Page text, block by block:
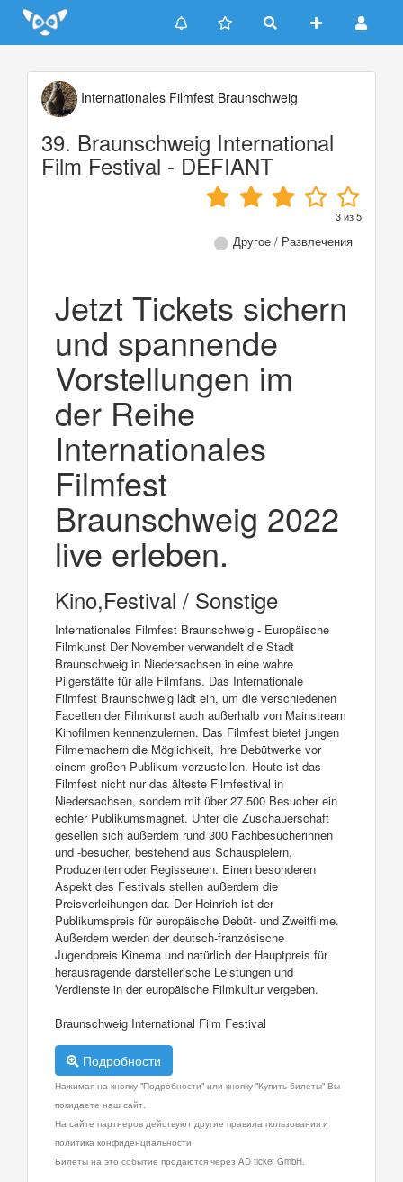
Update cookies preferences
Internationales Filmfest Braunschweig
39. Braunschweig International
Film Festival - DEFIANT
3из5
Другое / Развлечения
Jetzt Tickets sichern
und spannende
Vorstellungen im
der Reihe
Internationales
Filmfest
Braunschweig 2022
live erleben.
Kino,Festival / Sonstige
Internationales Filmfest Braunschweig - Europäische
Filmkunst Der November verwandelt die Stadt
Braunschweig in Niedersachsen in eine wahre
Pilgerstätte für alle Filmfans. Das Internationale
Filmfest Braunschweig lädt ein, um die verschiedenen
Facetten der Filmkunst auch außerhalb von Mainstream
Kinofilmen kennenzulernen. Das Filmfest bietet jungen
Filmemachern die Möglichkeit, ihre Debütwerke vor
einem großen Publikum vorzustellen. Heute ist das
Filmfest nicht nur das älteste Filmfestival in
Niedersachsen, sondern mit über 27.500 Besucher ein
echter Publikumsmagnet. Unter die Zuschauerschaft
gesellen sich außerdem rund 300 Fachbesucherinnen
und -besucher, bestehend aus Schauspielern,
Produzenten oder Regisseuren. Einen besonderen
Aspekt des Festivals stellen außerdem die
Preisverleihungen dar. Der Heinrich ist der
Publikumspreis für europäische Debüt- und Zweitfilme.
Außerdem werden der deutsch-französische
Jugendpreis Kinema und natürlich der Hauptpreis für
herausragende darstellerische Leistungen und
Verdienste in der europäische Filmkultur vergeben.
Braunschweig International Film Festival
Подробности
Нажимая на кнопку "Подробности" или кнопку "Купить билеты" Вы
покидаете наш сайт.
На сайте партнеров действуют другие правила пользования и
политика конфиденциальности.
Билеты на это событие продаются через AD ticket GmbH.